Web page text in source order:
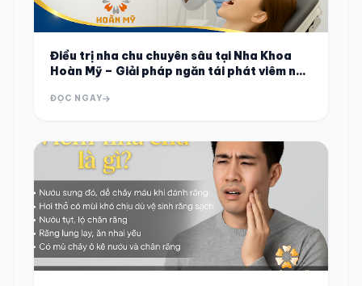
Điều trị nha chu chuyên sâu tại Nha Khoa
Hoàn Mỹ – Giải pháp ngăn tái phát viêm nha
ĐỌC NGAY